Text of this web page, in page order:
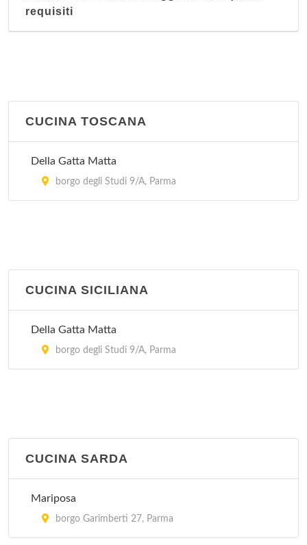
requisiti
CUCINA TOSCANA
Della Gatta Matta
borgo degli Studi 9/A, Parma
CUCINA SICILIANA
Della Gatta Matta
borgo degli Studi 9/A, Parma
CUCINA SARDA
Mariposa
borgo Garimberti 27, Parma